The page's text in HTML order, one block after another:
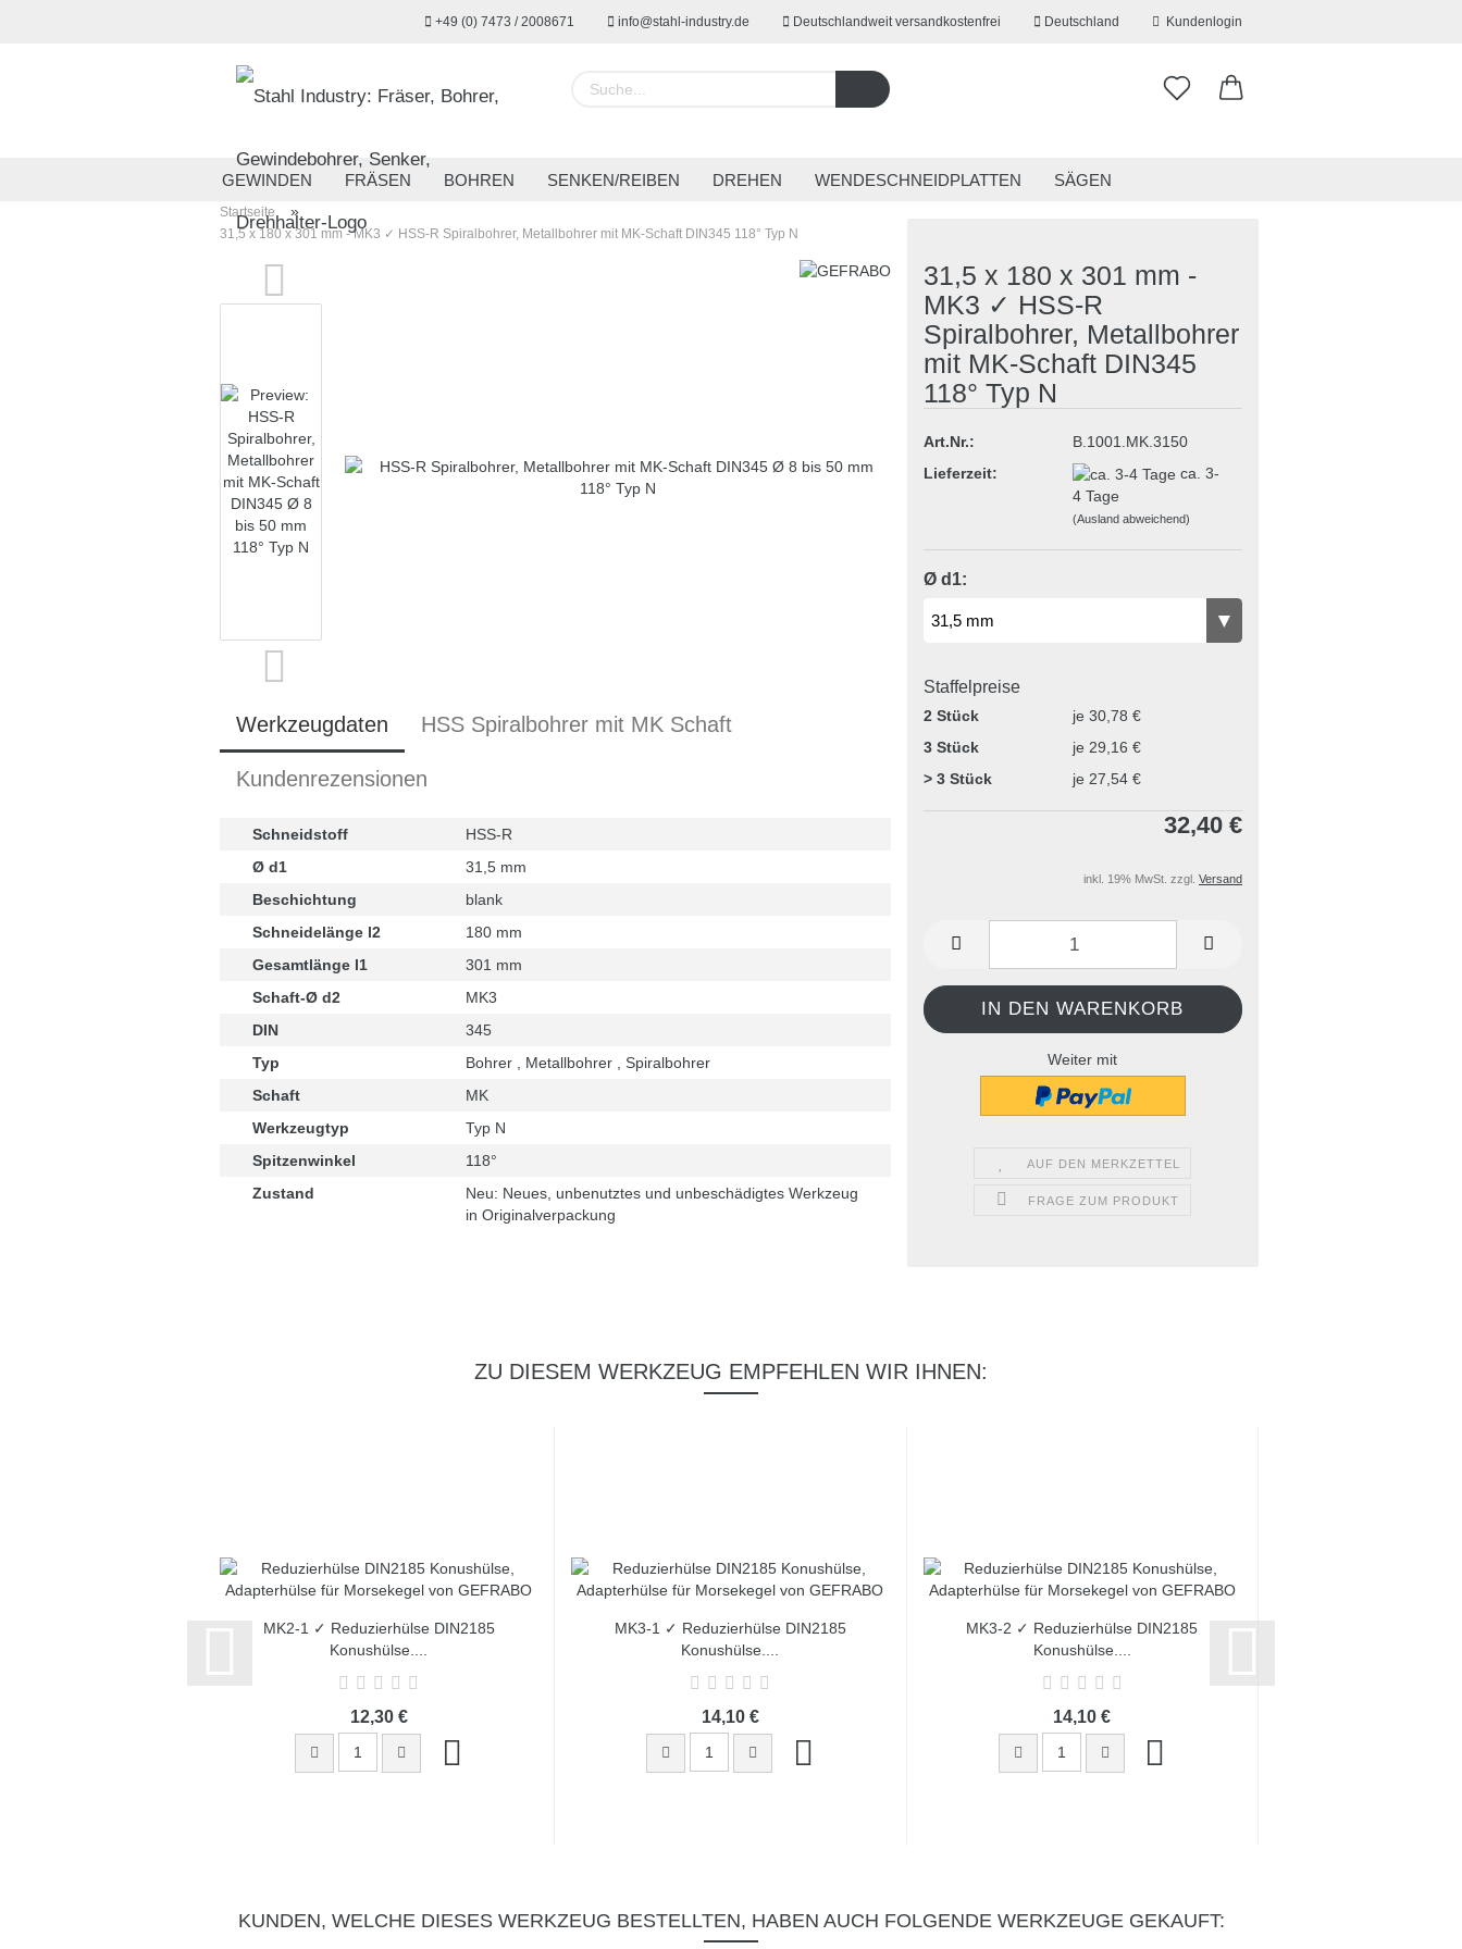
+49 (0) 7473 / 2008671 info@stahl-industry.de Deutschlandweit versandkostenfrei Deutschland
Lieferland
Kundenlogin
Konto erstellen
Passwort vergessen?
GEWINDEN FRÄSEN BOHREN SENKEN/REIBEN DREHEN WENDESCHNEIDPLATTEN SÄGEN
MESSTECHNIK
Startseite »
31,5 x 180 x 301 mm - MK3 ✓ HSS-R Spiralbohrer, Metallbohrer mit MK-Schaft DIN345 118° Typ N
31,5 x 180 x 301 mm -
MK3 ✓ HSS-R
Spiralbohrer, Metallbohrer
mit MK-Schaft DIN345
118° Typ N
Art.Nr.:
B.1001.MK.3150
Lieferzeit:
ca. 3-
4 Tage
(Ausland abweichend)
Ø d1:
Staffelpreise
2 Stück
je 30,78 €
3 Stück
je 29,16 €
> 3 Stück
je 27,54 €
32,40 €
inkl. 19% MwSt. zzgl. Versand
Weiter mit
AUF DEN MERKZETTEL
FRAGE ZUM PRODUKT
Werkzeugdaten HSS Spiralbohrer mit MK Schaft
Kundenrezensionen
Schneidstoff
HSS-R
Ø d1
31,5 mm
Beschichtung
blank
Schneidelänge l2
180 mm
Gesamtlänge l1
301 mm
Schaft-Ø d2
MK3
DIN
345
Typ
Bohrer , Metallbohrer , Spiralbohrer
Schaft
MK
Werkzeugtyp
Typ N
Spitzenwinkel
118°
Zustand
Neu: Neues, unbenutztes und unbeschädigtes Werkzeug
in Originalverpackung
ZU DIESEM WERKZEUG EMPFEHLEN WIR IHNEN:
MK2-1 ✓ Reduzierhülse DIN2185
Konushülse,...
12,30 €
MK3-1 ✓ Reduzierhülse DIN2185
Konushülse,...
14,10 €
MK3-2 ✓ Reduzierhülse DIN2185
Konushülse,...
14,10 €
KUNDEN, WELCHE DIESES WERKZEUG BESTELLTEN, HABEN AUCH FOLGENDE WERKZEUGE GEKAUFT: